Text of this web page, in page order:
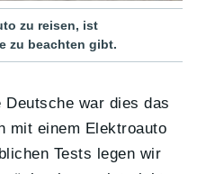
zu reisen, ist
zu beachten gibt.
war dies das
mit einem Elektroauto
Tests legen wir